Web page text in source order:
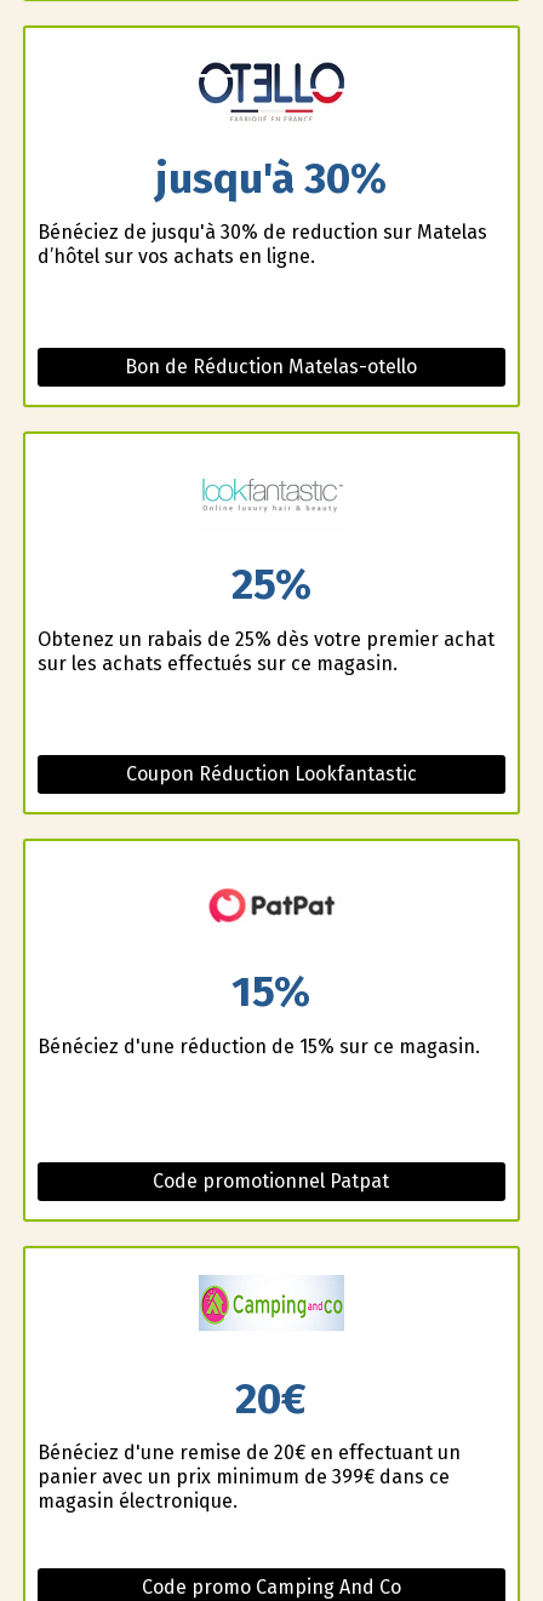
jusqu'à 30%
Bénéficiez de jusqu'à 30% de reduction sur Matelas
d’hôtel sur vos achats en ligne.
Bon de Réduction Matelas-otello
25%
Obtenez un rabais de 25% dès votre premier achat
sur les achats effectués sur ce magasin.
Coupon Réduction Lookfantastic
15%
Bénéficiez d'une réduction de 15% sur ce magasin.
Code promotionnel Patpat
20€
Bénéficiez d'une remise de 20€ en effectuant un
panier avec un prix minimum de 399€ dans ce
magasin électronique.
Code promo Camping And Co